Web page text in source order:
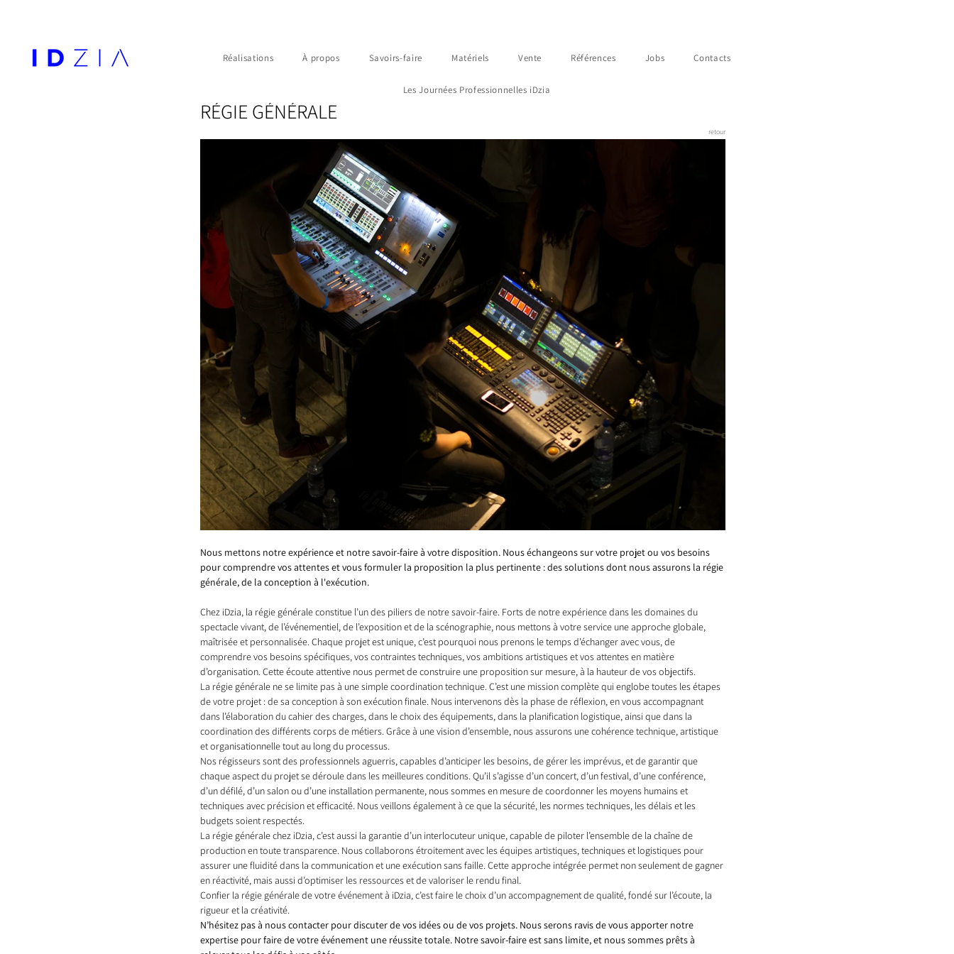
Réalisations À propos Savoirs-faire Matériels Vente Références Jobs Contacts
Les Journées Professionnelles iDzia
RÉGIE GÉNÉRALE
retour
Nous mettons notre expérience et notre savoir-faire à votre disposition. Nous échangeons sur votre projet ou vos besoins
pour comprendre vos attentes et vous formuler la proposition la plus pertinente : des solutions dont nous assurons la régie
générale, de la conception à l'exécution.
Chez iDzia, la régie générale constitue l’un des piliers de notre savoir-faire. Forts de notre expérience dans les domaines du
spectacle vivant, de l’événementiel, de l’exposition et de la scénographie, nous mettons à votre service une approche globale,
maîtrisée et personnalisée. Chaque projet est unique, c’est pourquoi nous prenons le temps d’échanger avec vous, de
comprendre vos besoins spécifiques, vos contraintes techniques, vos ambitions artistiques et vos attentes en matière
d’organisation. Cette écoute attentive nous permet de construire une proposition sur mesure, à la hauteur de vos objectifs.
La régie générale ne se limite pas à une simple coordination technique. C’est une mission complète qui englobe toutes les étapes
de votre projet : de sa conception à son exécution finale. Nous intervenons dès la phase de réflexion, en vous accompagnant
dans l’élaboration du cahier des charges, dans le choix des équipements, dans la planification logistique, ainsi que dans la
coordination des différents corps de métiers. Grâce à une vision d’ensemble, nous assurons une cohérence technique, artistique
et organisationnelle tout au long du processus.
Nos régisseurs sont des professionnels aguerris, capables d’anticiper les besoins, de gérer les imprévus, et de garantir que
chaque aspect du projet se déroule dans les meilleures conditions. Qu’il s’agisse d’un concert, d’un festival, d’une conférence,
d’un défilé, d’un salon ou d’une installation permanente, nous sommes en mesure de coordonner les moyens humains et
techniques avec précision et efficacité. Nous veillons également à ce que la sécurité, les normes techniques, les délais et les
budgets soient respectés.
La régie générale chez iDzia, c’est aussi la garantie d’un interlocuteur unique, capable de piloter l’ensemble de la chaîne de
production en toute transparence. Nous collaborons étroitement avec les équipes artistiques, techniques et logistiques pour
assurer une fluidité dans la communication et une exécution sans faille. Cette approche intégrée permet non seulement de gagner
en réactivité, mais aussi d’optimiser les ressources et de valoriser le rendu final.
Confier la régie générale de votre événement à iDzia, c’est faire le choix d’un accompagnement de qualité, fondé sur l’écoute, la
rigueur et la créativité.
N’hésitez pas à nous contacter pour discuter de vos idées ou de vos projets. Nous serons ravis de vous apporter notre
expertise pour faire de votre événement une réussite totale. Notre savoir-faire est sans limite, et nous sommes prêts à